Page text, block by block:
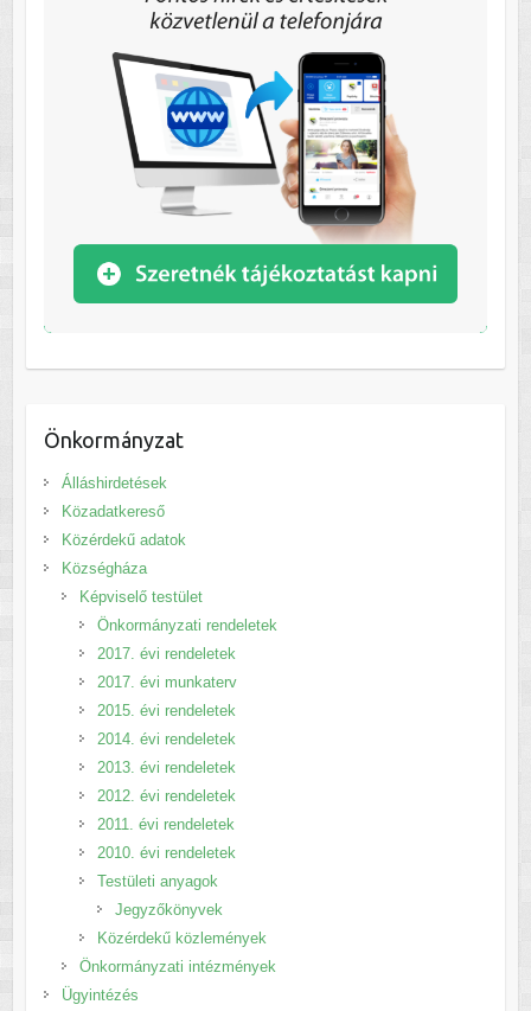
Önkormányzat
Álláshirdetések
Közadatkereső
Közérdekű adatok
Községháza
Képviselő testület
Önkormányzati rendeletek
2017. évi rendeletek
2017. évi munkaterv
2015. évi rendeletek
2014. évi rendeletek
2013. évi rendeletek
2012. évi rendeletek
2011. évi rendeletek
2010. évi rendeletek
Testületi anyagok
Jegyzőkönyvek
Közérdekű közlemények
Önkormányzati intézmények
Ügyintézés